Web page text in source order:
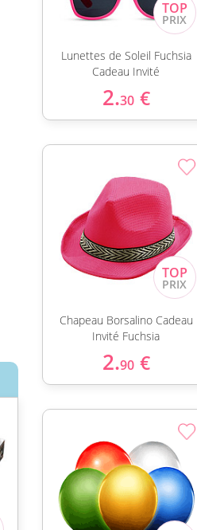
Lunettes de Soleil Fuchsia
Cadeau Invité
2.30 €
Chapeau Borsalino Cadeau
Invité Fuchsia
2.90 €